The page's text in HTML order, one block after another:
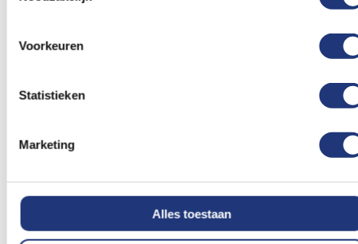
Voorkeuren
Statistieken
Marketing
Alles toestaan
Voeg
toe